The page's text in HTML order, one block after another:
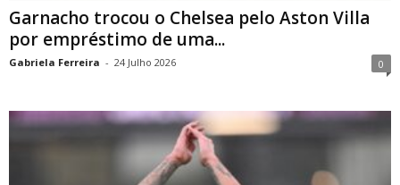
Garnacho trocou o Chelsea pelo Aston Villa
por empréstimo de uma...
Gabriela Ferreira - 24 Julho 2026 0